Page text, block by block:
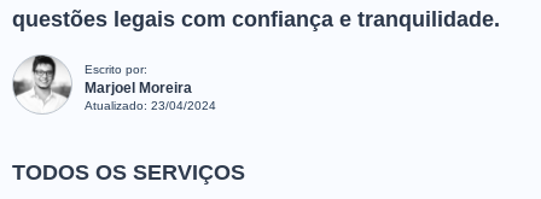
questões legais com confiança e tranquilidade.
Escrito por:
Marjoel Moreira
Atualizado: 23/04/2024
TODOS OS SERVIÇOS